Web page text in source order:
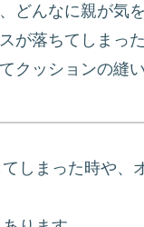
どんなに親が気
が落ちてしまっ
クッションの縫
しまった時や、